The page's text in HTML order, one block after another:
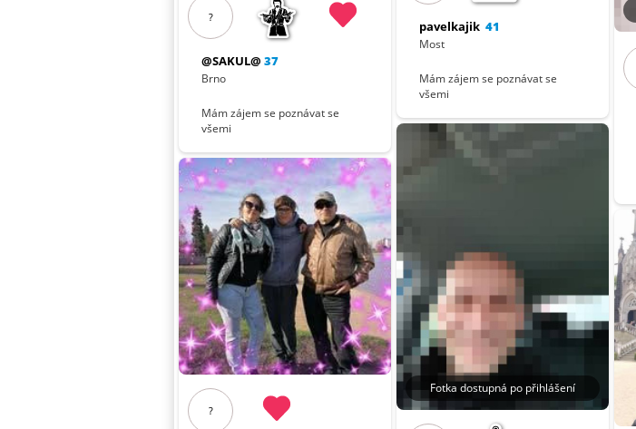
?
@SAKUL@ 37
Brno
Mám zájem se poznávat se
všemi
?
pavelkajik 41
Most
Mám zájem se poznávat se
všemi
Fotka dostupná po přihlášení